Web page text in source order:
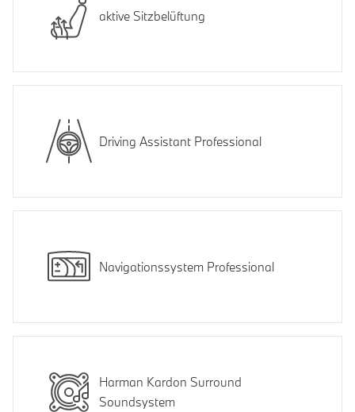
aktive Sitzbelüftung
Driving Assistant Professional
Navigationssystem Professional
Harman Kardon Surround
Soundsystem